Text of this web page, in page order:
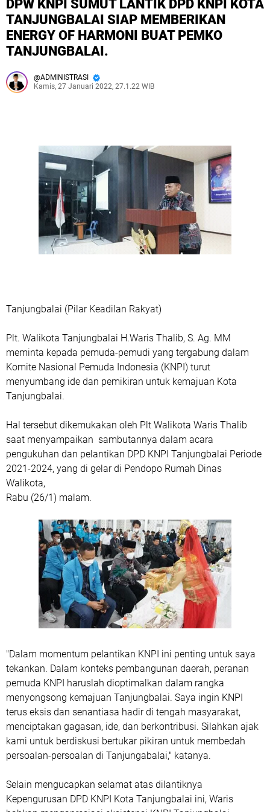
DPW KNPI SUMUT LANTIK DPD KNPI KOTA
TANJUNGBALAI SIAP MEMBERIKAN
ENERGY OF HARMONI BUAT PEMKO
TANJUNGBALAI.
ADMINISTRASI
Kamis, 27 Januari 2022, 27.1.22 WIB
Tanjungbalai (Pilar Keadilan Rakyat)
Plt. Walikota Tanjungbalai H.Waris Thalib, S. Ag. MM
meminta kepada pemuda-pemudi yang tergabung dalam
Komite Nasional Pemuda Indonesia (KNPI) turut
menyumbang ide dan pemikiran untuk kemajuan Kota
Tanjungbalai.
Hal tersebut dikemukakan oleh Plt Walikota Waris Thalib
saat menyampaikan sambutannya dalam acara
pengukuhan dan pelantikan DPD KNPI Tanjungbalai Periode
2021-2024, yang di gelar di Pendopo Rumah Dinas
Walikota,
Rabu (26/1) malam.
"Dalam momentum pelantikan KNPI ini penting untuk saya
tekankan. Dalam konteks pembangunan daerah, peranan
pemuda KNPI haruslah dioptimalkan dalam rangka
menyongsong kemajuan Tanjungbalai. Saya ingin KNPI
terus eksis dan senantiasa hadir di tengah masyarakat,
menciptakan gagasan, ide, dan berkontribusi. Silahkan ajak
kami untuk berdiskusi bertukar pikiran untuk membedah
persoalan-persoalan di Tanjungabalai," katanya.
Selain mengucapkan selamat atas dilantiknya
Kepengurusan DPD KNPI Kota Tanjungbalai ini, Waris